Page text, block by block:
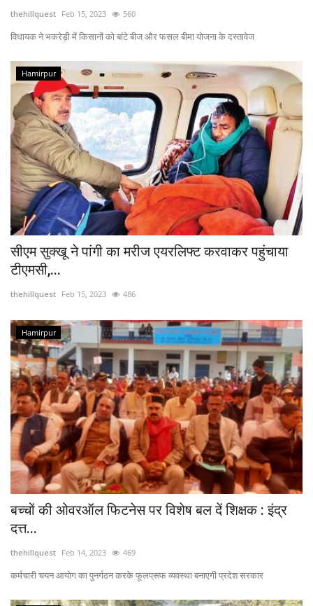
thehillquest Feb 15, 2023 560
विधायक ने भकरेड़ी में किसानों को बांटे बीज और फसल बीमा योजना के दस्तावेज
Hamirpur
सीएम सुक्खू ने पांगी का मरीज एयरलिफ्ट करवाकर पहुंचाया
टीएमसी,...
thehillquest Feb 15, 2023 486
Hamirpur
बच्चों की ओवरऑल फिटनेस पर विशेष बल दें शिक्षक : इंद्र
दत्त...
thehillquest Feb 14, 2023 469
कर्मचारी चयन आयोग का पुनर्गठन करके फूलप्रूफ व्यवस्था बनाएगी प्रदेश सरकार